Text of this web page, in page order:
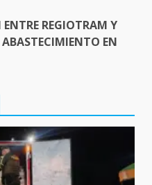
REGIOTRAM Y
ABASTECIMIENTO EN